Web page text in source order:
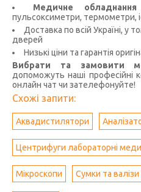
Медичне
пульсоксиметри, термометри,
Доставка по всій Україні, у
дверей
Низькі ціни та гарантія
Вибрати та замовити
допоможуть наші професійні
онлайн чат чи зателефонуйте!
Схожі запити:
Аквадистилятори
Центрифуги лабораторні
Мікроскопи Сумки та